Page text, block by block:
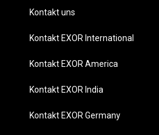
Kontakt uns
Kontakt EXOR International
Kontakt EXOR America
Kontakt EXOR India
Kontakt EXOR Germany